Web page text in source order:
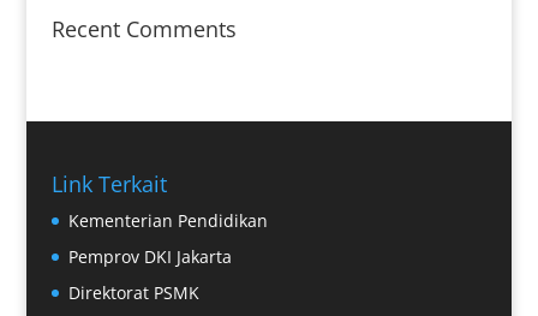
Recent Comments
Link Terkait
Kementerian Pendidikan
Pemprov DKI Jakarta
Direktorat PSMK